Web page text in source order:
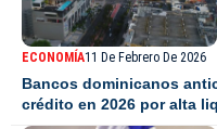
ECONOMÍA11 De Febrero De 2026
Bancos dominicanos
crédito en 2026 por alta